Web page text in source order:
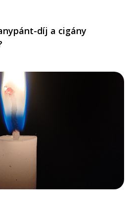
díj a cigány